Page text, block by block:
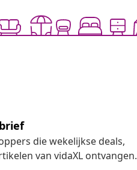
die wekelijkse deals,
van vidaXL ontvangen.